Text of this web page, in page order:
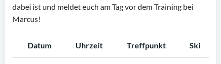
dabei ist und meldet euch am Tag vor dem Training bei
Marcus!
Datum Uhrzeit Treffpunkt Ski